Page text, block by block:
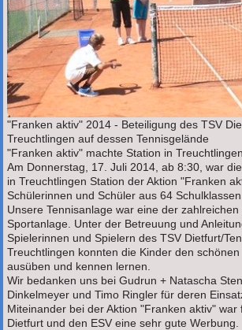
"Franken aktiv" 2014 - Beteiligung des TSV
Treuchtlingen auf dessen Tennisgelände
"Franken aktiv" machte Station in Treuchtlingen
Am Donnerstag, 17. Juli 2014, ab 8:30, war
in Treuchtlingen Station der Aktion "Franken
Schülerinnen und Schüler aus 64
Unsere Tennisanlage war eine der
Sportanlage. Unter der Betreuung und
Spielerinnen und Spielern des TSV Dietfurt/
Treuchtlingen konnten die Kinder den schönen
ausüben und kennen lernen.
Wir bedanken uns bei Gudrun + Natascha
Dinkelmeyer und Timo Ringler für deren
Miteinander bei der Aktion "Franken aktiv" war
Dietfurt und den ESV eine sehr gute Werbung.